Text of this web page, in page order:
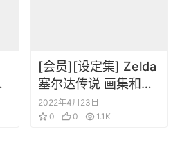
[会员][设定集] Zelda
塞尔达传说 画集和设
定
2022年4月23日
0
0 1.1K